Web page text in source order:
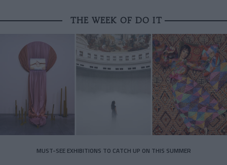
THE WEEK OF DO IT
MUST-SEE EXHIBITIONS TO CATCH UP ON THIS SUMMER